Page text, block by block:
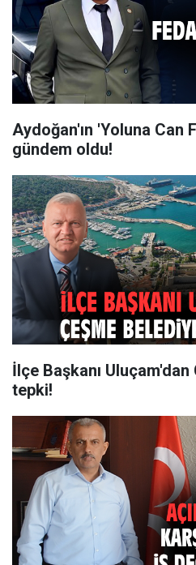
Aydoğan'ın 'Yoluna Can
gündem oldu!
İlçe Başkanı
tepki!